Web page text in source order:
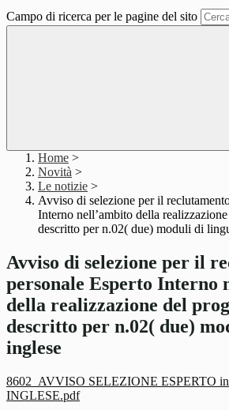
Campo di ricerca per le pagine del sito
Home >
Novità >
Le notizie >
Avviso di selezione per il
Interno nell’ambito della
descritto per n.02( due) moduli di
Avviso di selezione per il
personale Esperto Interno
della realizzazione del
descritto per n.02( due)
inglese
8602_AVVISO SELEZIONE ESPERTO
INGLESE.pdf